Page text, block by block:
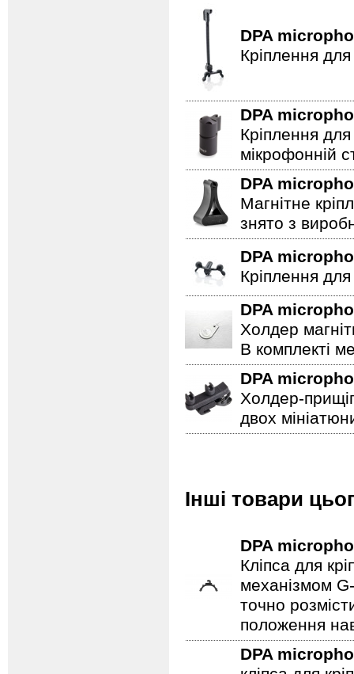
DPA
Кріплення
DPA
Кріплення
мікрофонній
DPA
Магнітне
знято з
DPA
Кріплення
DPA
Холдер
В комплекті
DPA
Холдер-
двох
Інші товари
DPA
Кліпса для
механізмом
точно
положення
DPA